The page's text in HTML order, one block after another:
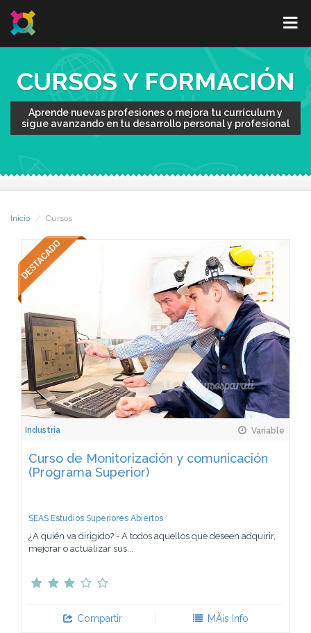
CURSOS Y FORMACIÓN
Aprende nuevas profesiones o mejora tu currículum y
sigue avanzando en tu desarrollo personal y profesional
Inicio Cursos
Industria Variable
Curso de Monitorización y comunicación
(Programa Superior)
SEAS Estudios Superiores Abiertos
¿A quién va dirigido? - A todos aquellos que deseen adquirir,
mejorar o actualizar sus...
Compartir MÃ¡s Info